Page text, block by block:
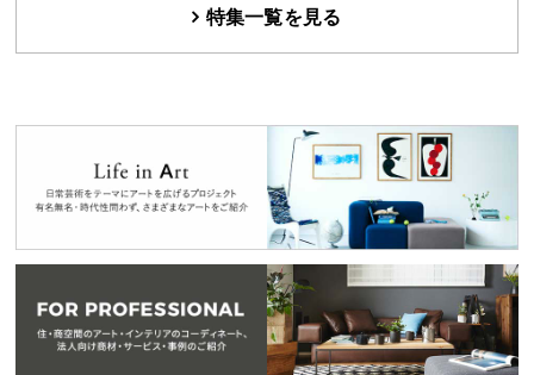
特集一覧を見る